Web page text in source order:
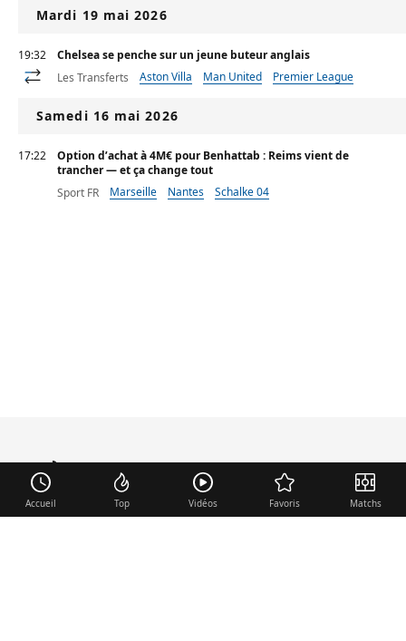
Mardi 19 mai 2026
19:32
Chelsea se penche sur un jeune buteur anglais
Les Transferts
Aston Villa Man United Premier League
Samedi 16 mai 2026
17:22
Option d’achat à 4M€ pour Benhattab : Reims vient de
trancher — et ça change tout
Sport FR
Marseille Nantes Schalke 04
mercato
Accueil Top Vidéos Favoris Matchs